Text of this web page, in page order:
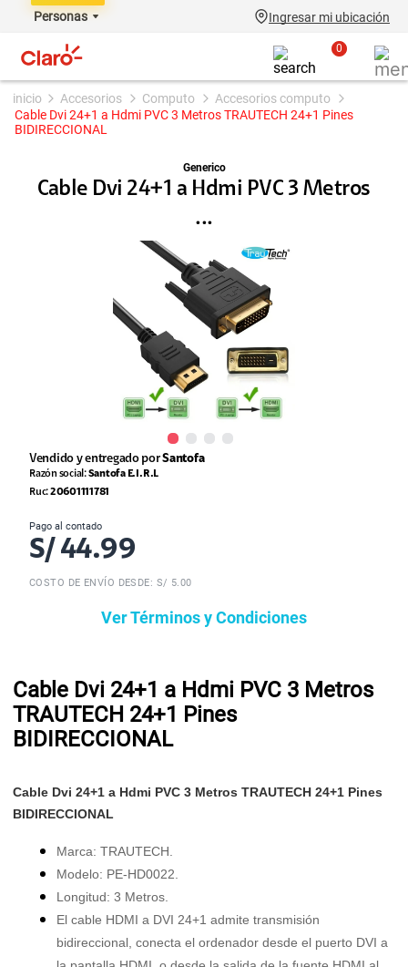
Personas Ingresar mi ubicación
0
accesorios computo
accesorios computo
Cable Dvi 24+1 a Hdmi PVC 3 Metros TRAUTECH 24+1 Pines
BIDIRECCIONAL
Generico
Cable Dvi 24+1 a Hdmi PVC 3 Metros
...
Vendido y entregado porSantofa
Razón social:Santofa E.I.R.L
Ruc:20601111781
Pago al contado
S/ 44.99
COSTO DE ENVÍO DESDE: S/ 5.00
Ver Términos y Condiciones
Cable Dvi 24+1 a Hdmi PVC 3 Metros
TRAUTECH 24+1 Pines
BIDIRECCIONAL
Cable Dvi 24+1 a Hdmi PVC 3 Metros TRAUTECH 24+1 Pines
BIDIRECCIONAL
Marca: TRAUTECH.
Modelo: PE-HD0022.
Longitud: 3 Metros.
El cable HDMI a DVI 24+1 admite transmisión
bidireccional, conecta el ordenador desde el puerto DVI a